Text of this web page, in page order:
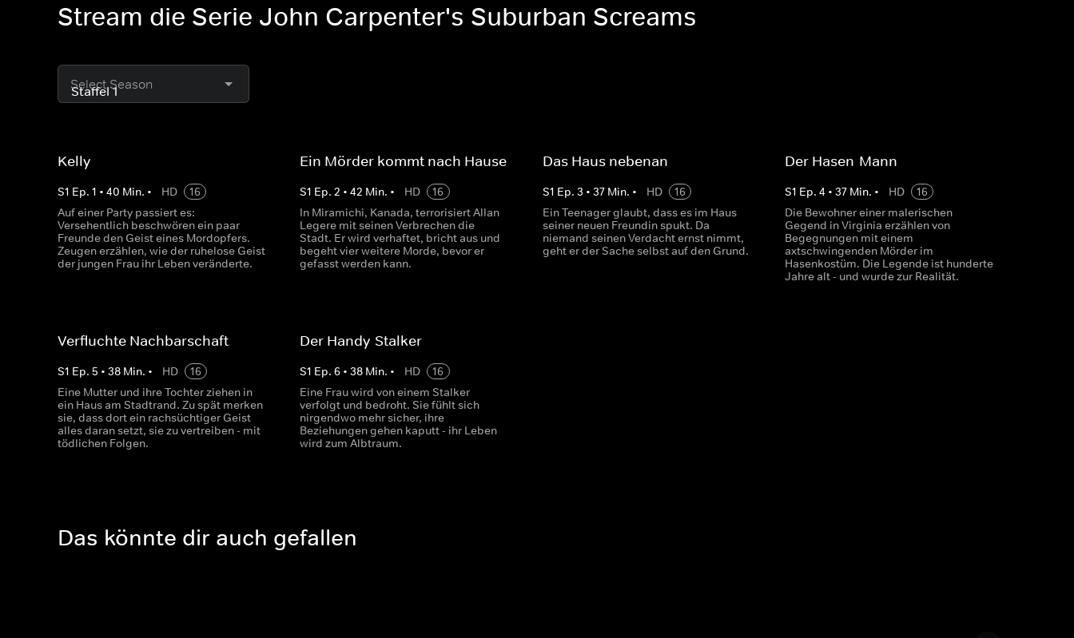
Stream die Serie John Carpenter's Suburban Screams
Select Season
Kelly
S1 Ep. 1 • 40 Min. • HD
16
Auf einer Party passiert es:
Versehentlich beschwören ein paar
Freunde den Geist eines Mordopfers.
Zeugen erzählen, wie der ruhelose Geist
der jungen Frau ihr Leben veränderte.
Ein Mörder kommt nach Hause
S1 Ep.2 •42 Min. • HD
16
In Miramichi, Kanada, terrorisiert Allan
Legere mit seinen Verbrechen die
Stadt. Er wird verhaftet, bricht aus und
begeht vier weitere Morde, bevor er
gefasst werden kann.
Das Haus nebenan
S1 Ep. 3 • 37Min. • HD
16
Ein Teenager glaubt, dass es im Haus
seiner neuen Freundin spukt. Da
niemand seinen Verdacht ernst nimmt,
geht er der Sache selbst auf den Grund.
Der Hasen-Mann
S1 Ep. 4 • 37Min. • HD
16
Die Bewohner einer malerischen
Gegend in Virginia erzählen von
Begegnungen mit einem
axtschwingenden Mörder im
Hasenkostüm. Die Legende ist hunderte
Jahre alt - und wurde zur Realität.
Verfluchte Nachbarschaft
S1 Ep. 5 • 38 Min. • HD
16
Eine Mutter und ihre Tochter ziehen in
ein Haus am Stadtrand. Zu spät merken
sie, dass dort ein rachsüchtiger Geist
alles daran setzt, sie zu vertreiben - mit
tödlichen Folgen.
Der Handy-Stalker
S1 Ep.6 •38 Min. • HD
16
Eine Frau wird von einem Stalker
verfolgt und bedroht. Sie fühlt sich
nirgendwo mehr sicher, ihre
Beziehungen gehen kaputt - ihr Leben
wird zum Albtraum.
Das könnte dir auch gefallen